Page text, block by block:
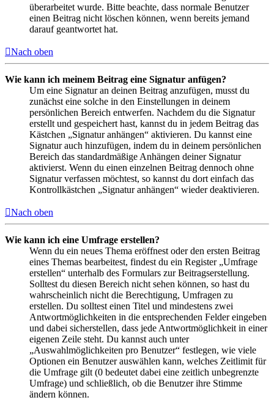
überarbeitet wurde. Bitte beachte, dass normale Benutzer
einen Beitrag nicht löschen können, wenn bereits jemand
darauf geantwortet hat.
Nach oben
Wie kann ich meinem Beitrag eine Signatur anfügen?
Um eine Signatur an deinen Beitrag anzufügen, musst du
zunächst eine solche in den Einstellungen in deinem
persönlichen Bereich entwerfen. Nachdem du die Signatur
erstellt und gespeichert hast, kannst du in jedem Beitrag das
Kästchen „Signatur anhängen“ aktivieren. Du kannst eine
Signatur auch hinzufügen, indem du in deinem persönlichen
Bereich das standardmäßige Anhängen deiner Signatur
aktivierst. Wenn du einen einzelnen Beitrag dennoch ohne
Signatur verfassen möchtest, so kannst du dort einfach das
Kontrollkästchen „Signatur anhängen“ wieder deaktivieren.
Nach oben
Wie kann ich eine Umfrage erstellen?
Wenn du ein neues Thema eröffnest oder den ersten Beitrag
eines Themas bearbeitest, findest du ein Register „Umfrage
erstellen“ unterhalb des Formulars zur Beitragserstellung.
Solltest du diesen Bereich nicht sehen können, so hast du
wahrscheinlich nicht die Berechtigung, Umfragen zu
erstellen. Du solltest einen Titel und mindestens zwei
Antwortmöglichkeiten in die entsprechenden Felder eingeben
und dabei sicherstellen, dass jede Antwortmöglichkeit in einer
eigenen Zeile steht. Du kannst auch unter
„Auswahlmöglichkeiten pro Benutzer“ festlegen, wie viele
Optionen ein Benutzer auswählen kann, welches Zeitlimit für
die Umfrage gilt (0 bedeutet dabei eine zeitlich unbegrenzte
Umfrage) und schließlich, ob die Benutzer ihre Stimme
ändern können.